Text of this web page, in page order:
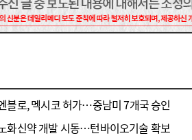
블로, 멕시코 허가…중남미 7개국 승인
화신약 개발 시동…턴바이오기술 확보